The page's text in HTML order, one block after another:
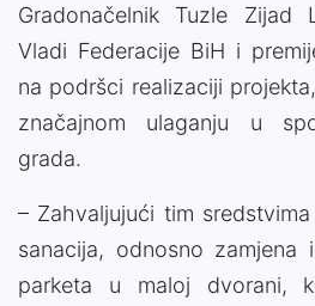
Gradonačelnik Tuzle Zijad
Vladi Federacije BiH i
na podršci realizaciji
značajnom ulaganju u
grada.
– Zahvaljujući tim
sanacija, odnosno zamjena
parketa u maloj dvorani,